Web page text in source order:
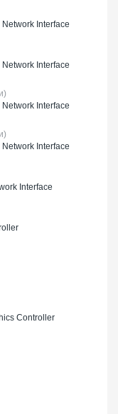
Interface
Interface
Interface
Interface
Interface
Controller